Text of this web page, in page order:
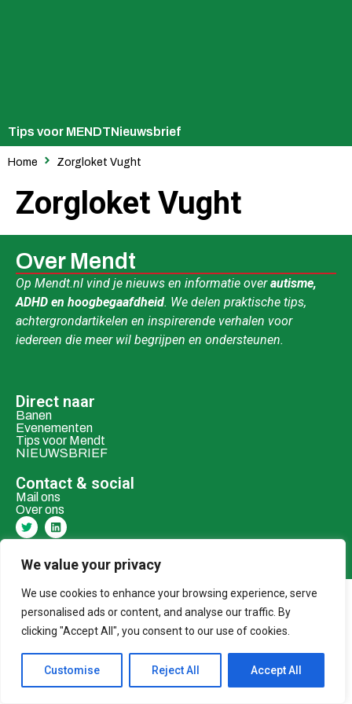
We value your privacy
We use cookies to enhance your browsing experience, serve
personalised ads or content, and analyse our traffic. By
clicking "Accept All", you consent to our use of cookies.
Customise Reject All Accept All
Tips voor MENDTNieuwsbrief
Home Zorgloket Vught
Zorgloket Vught
Over Mendt
Op Mendt.nl vind je nieuws en informatie overautisme,
ADHD en hoogbegaafdheid. We delen praktische tips,
achtergrondartikelen en inspirerende verhalen voor
iedereen die meer wil begrijpen en ondersteunen.
Direct naar
Banen
Evenementen
Tips voor Mendt
NIEUWSBRIEF
Contact & social
Mail ons
Over ons
Donaties
© 2026 MENDT